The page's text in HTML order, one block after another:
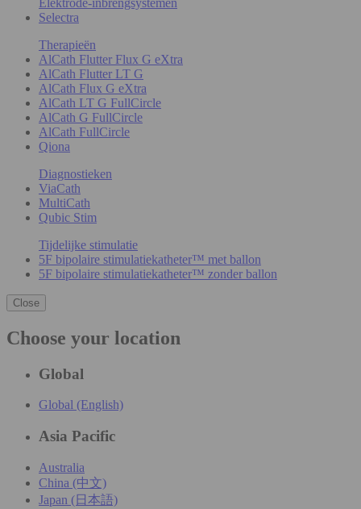
Selectra
Therapieën
AlCath Flutter Flux G eXtra
AlCath Flutter LT G
AlCath Flux G eXtra
AlCath LT G FullCircle
AlCath G FullCircle
AlCath FullCircle
Qiona
Diagnostieken
ViaCath
MultiCath
Qubic Stim
Tijdelijke stimulatie
5F bipolaire stimulatiekatheter™ met ballon
5F bipolaire stimulatiekatheter™ zonder ballon
Close
Choose your location
Global
Global (English)
Asia Pacific
Australia
China (中文)
Japan (日本語)